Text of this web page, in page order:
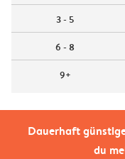
Dauerhaft
du
3 - 5
6 - 8
9+